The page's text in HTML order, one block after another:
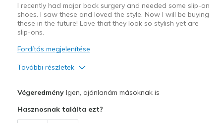
I recently had major back surgery and needed some slip-on
shoes. I saw these and loved the style. Now I will be buying
these in the future! Love that they look so stylish yet are
slip-ons.
Fordítás megjelenítése
További részletek
Comfortable
VégeredményIgen, ajánlanám másoknak is
Hasznosnak találta ezt?